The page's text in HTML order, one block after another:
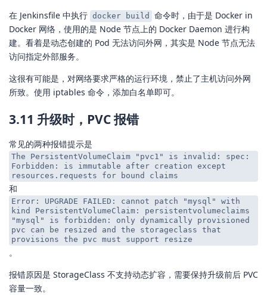
在 Jenkinsfile 中执行 docker build
命令时，由于是 Docker in
Docker 网络，使用的是 Node 节点上的 Docker Daemon 进行构
建。看着是动态创建的 Pod 无法访问外网，其实是 Node 节点无法
访问指定外部服务。
这很有可能是，对网络要求严格的运行环境，禁止了主机访问外网
所致。使用 iptables 命令，添加白名单即可。
3.11 升级时，PVC 报错
常见的两种报错提示是
The PersistentVolumeClaim "pvc1" is invalid: spec:
Forbidden: is immutable after creation except
resources.requests for bound claims
和
Error: UPGRADE FAILED: cannot patch "mysql" with
kind PersistentVolumeClaim: persistentvolumeclaims
"mysql" is forbidden: only dynamically provisioned
pvc can be resized and the storageclass that
provisions the pvc must support resize
。
报错原因是 StorageClass 不支持动态扩容，需要保持升级前后 PVC
容量一致。